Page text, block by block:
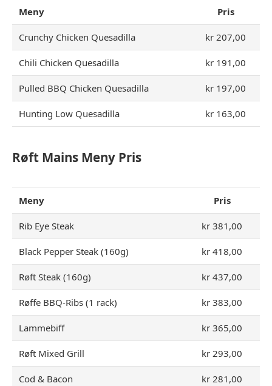
Meny Pris
Crunchy Chicken Quesadilla kr 207,00
Chili Chicken Quesadilla kr 191,00
Pulled BBQ Chicken Quesadilla kr 197,00
Hunting Low Quesadilla kr 163,00
Røft Mains Meny Pris
Meny Pris
Rib Eye Steak kr 381,00
Black Pepper Steak (160g) kr 418,00
Røft Steak (160g) kr 437,00
Røffe BBQ-Ribs (1 rack) kr 383,00
Lammebiff kr 365,00
Røft Mixed Grill kr 293,00
Cod & Bacon kr 281,00